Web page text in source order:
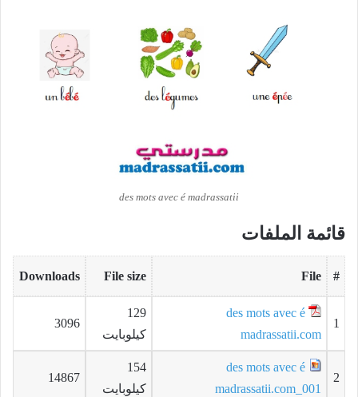
des mots avec é madrassatii
قائمة الملفات
#
File
File size
Downloads
1
des mots avec é
madrassatii.com
129
كيلوبايت
3096
2
des mots avec é
madrassatii.com_001
154
كيلوبايت
14867